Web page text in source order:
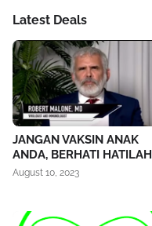
Latest Deals
JANGAN VAKSIN ANAK
ANDA, BERHATI HATILAH
August 10, 2023